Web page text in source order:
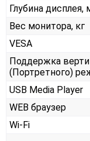
Глубина дисплея,
Вес монитора, кг
VESA
Поддержка
(Портретного)
USB Media Player
WEB браузер
Wi-Fi